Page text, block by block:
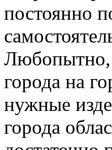
постоянно
Любопытно,
города на
нужные
города